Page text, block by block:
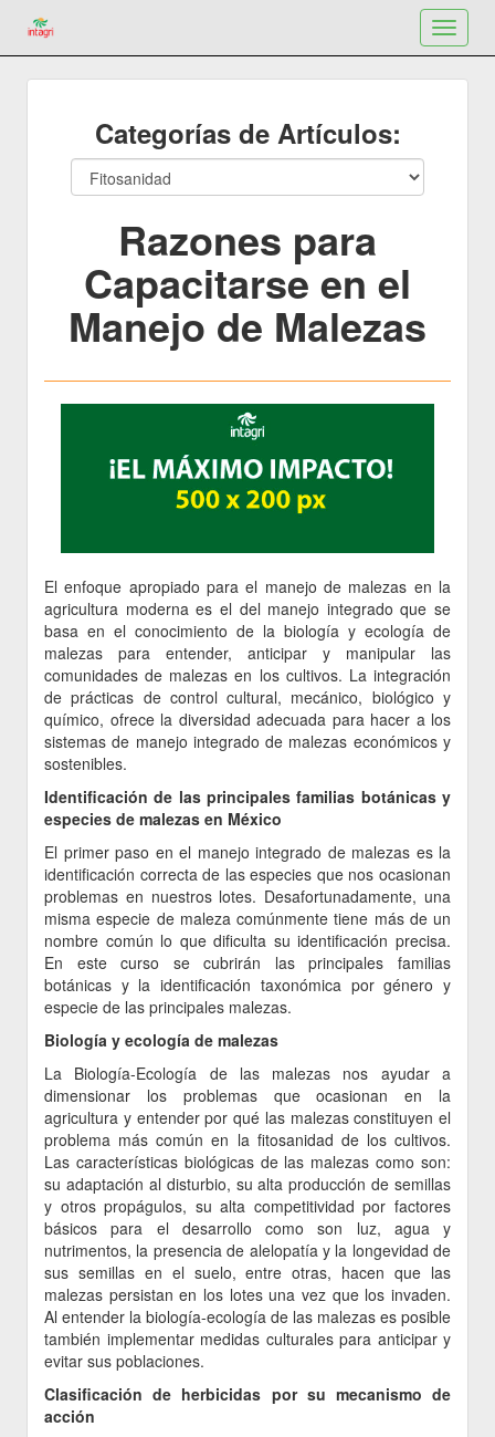
Toggle
Categorías de Artículos:
Razones para
Capacitarse en el
Manejo de Malezas
El enfoque apropiado para el manejo de malezas en la
agricultura moderna es el del manejo integrado que se
basa en el conocimiento de la biología y ecología de
malezas para entender, anticipar y manipular las
comunidades de malezas en los cultivos. La integración
de prácticas de control cultural, mecánico, biológico y
químico, ofrece la diversidad adecuada para hacer a los
sistemas de manejo integrado de malezas económicos y
sostenibles.
Identificación de las principales familias botánicas y
especies de malezas en México
El primer paso en el manejo integrado de malezas es la
identificación correcta de las especies que nos ocasionan
problemas en nuestros lotes. Desafortunadamente, una
misma especie de maleza comúnmente tiene más de un
nombre común lo que dificulta su identificación precisa.
En este curso se cubrirán las principales familias
botánicas y la identificación taxonómica por género y
especie de las principales malezas.
Biología y ecología de malezas
La Biología-Ecología de las malezas nos ayudar a
dimensionar los problemas que ocasionan en la
agricultura y entender por qué las malezas constituyen el
problema más común en la fitosanidad de los cultivos.
Las características biológicas de las malezas como son:
su adaptación al disturbio, su alta producción de semillas
y otros propágulos, su alta competitividad por factores
básicos para el desarrollo como son luz, agua y
nutrimentos, la presencia de alelopatía y la longevidad de
sus semillas en el suelo, entre otras, hacen que las
malezas persistan en los lotes una vez que los invaden.
Al entender la biología-ecología de las malezas es posible
también implementar medidas culturales para anticipar y
evitar sus poblaciones.
Clasificación de herbicidas por su mecanismo de
acción